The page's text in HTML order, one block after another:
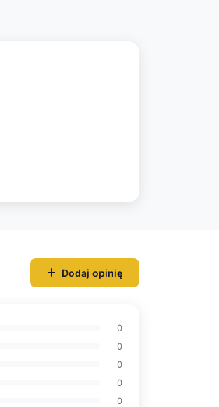
Dodaj opinię
0
0
0
0
0